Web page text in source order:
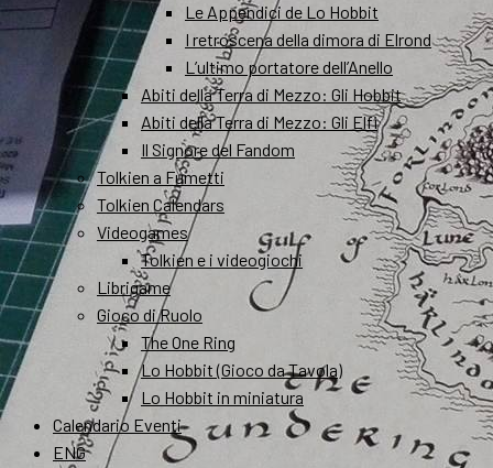
Le Appendici de Lo Hobbit
I retroscena della dimora di Elrond
L’ultimo portatore dell’Anello
Abiti della Terra di Mezzo: Gli Hobbit
Abiti della Terra di Mezzo: Gli Elfi
Il Signore del Fandom
Tolkien a Fumetti
Tolkien Calendars
Videogames
Tolkien e i videogiochi
Librigame
Gioco di Ruolo
The One Ring
Lo Hobbit (Gioco da Tavola)
Lo Hobbit in miniatura
Calendario Eventi
ENG